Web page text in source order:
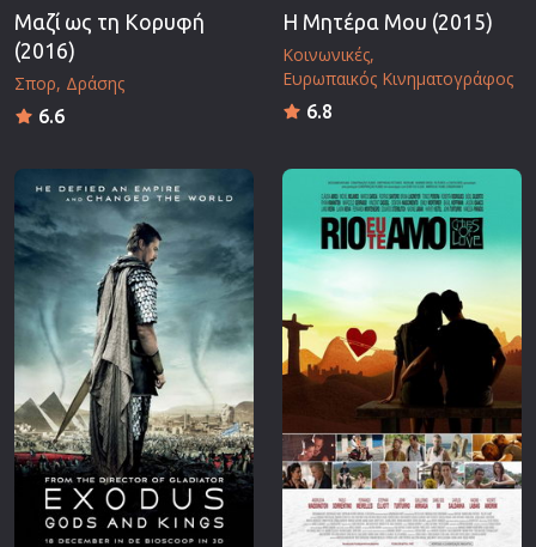
Μαζί ως τη Κορυφή
(2016)
Σπορ Δράσης
6.6
Η Μητέρα Μου (2015)
Κοινωνικές
Ευρωπαικός Κινηματογράφος
6.8